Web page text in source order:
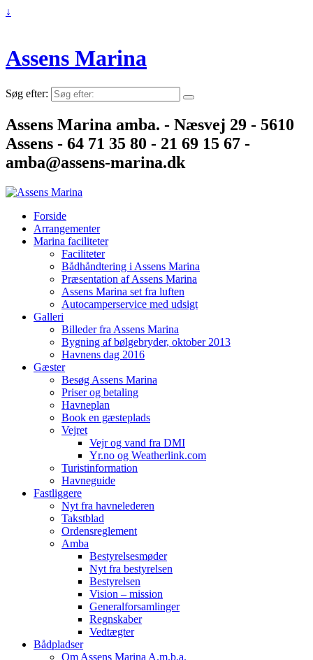
↓
Assens Marina
Søg efter:
Assens Marina amba. - Næsvej 29 - 5610
Assens - 64 71 35 80 - 21 69 15 67 -
amba@assens-marina.dk
Forside
Arrangementer
Marina faciliteter
Faciliteter
Bådhåndtering i Assens Marina
Præsentation af Assens Marina
Assens Marina set fra luften
Autocamperservice med udsigt
Galleri
Billeder fra Assens Marina
Bygning af bølgebryder, oktober 2013
Havnens dag 2016
Gæster
Besøg Assens Marina
Priser og betaling
Havneplan
Book en gæsteplads
Vejret
Vejr og vand fra DMI
Yr.no og Weatherlink.com
Turistinformation
Havneguide
Fastliggere
Nyt fra havnelederen
Takstblad
Ordensreglement
Amba
Bestyrelsesmøder
Nyt fra bestyrelsen
Bestyrelsen
Vision – mission
Generalforsamlinger
Regnskaber
Vedtægter
Bådpladser
Om Assens Marina A.m.b.a.